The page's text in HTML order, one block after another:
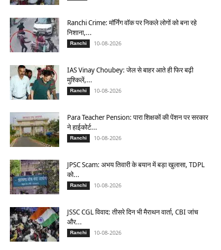
Ranchi Crime: मॉर्निंग वॉक पर निकले लोगों को बना रहे
निशाना,...
Ranchi 10-08-2026
IAS Vinay Choubey: जेल से बाहर आते ही फिर बढ़ी
मुश्किलें,...
Ranchi 10-08-2026
Para Teacher Pension: पारा शिक्षकों की पेंशन पर सरकार
ने हाईकोर्ट...
Ranchi 10-08-2026
JPSC Scam: अभय तिवारी के बयान में बड़ा खुलासा, TDPL
को...
Ranchi 10-08-2026
JSSC CGL विवाद: तीसरे दिन भी मैराथन वार्ता, CBI जांच
और...
Ranchi 10-08-2026